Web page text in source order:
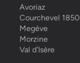
Avoriaz
Courchevel 1850
Megève
Morzine
Val d’Isère